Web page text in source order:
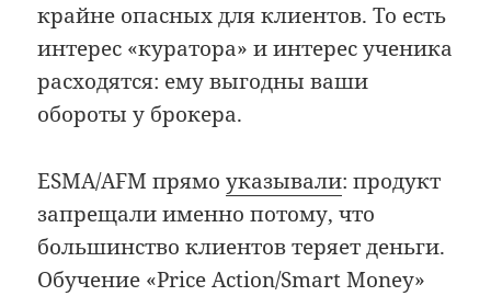
крайне опасных для клиентов. То есть
интерес «куратора» и интерес ученика
расходятся: ему выгодны ваши
обороты у брокера.
ESMA/AFM прямоуказывали: продукт
запрещали именно потому, что
большинство клиентов теряет деньги.
Обучение «Price Action/Smart Money»